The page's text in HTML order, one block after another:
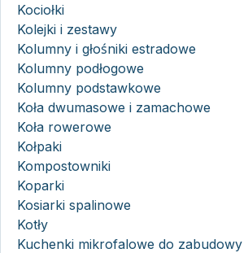
Kociołki
Kolejki i zestawy
Kolumny i głośniki estradowe
Kolumny podłogowe
Kolumny podstawkowe
Koła dwumasowe i zamachowe
Koła rowerowe
Kołpaki
Kompostowniki
Koparki
Kosiarki spalinowe
Kotły
Kuchenki mikrofalowe do zabudowy